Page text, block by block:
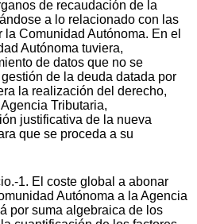
de recaudación de la
a lo relacionado con las
Comunidad Autónoma. En el
Autónoma tuviera,
de datos que no se
de la deuda datada por
la realización del derecho,
Tributaria,
justificativa de la nueva
que se proceda a su
1. El coste global a abonar
Autónoma a la Agencia
por suma algebraica de los